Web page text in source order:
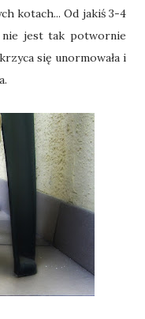
kotach... Od jakiś 3-4
nie jest tak potwornie
się unormowała i